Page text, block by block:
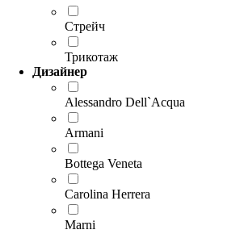
Стрейч
Трикотаж
Дизайнер
Alessandro Dell`Acqua
Armani
Bottega Veneta
Carolina Herrera
Marni